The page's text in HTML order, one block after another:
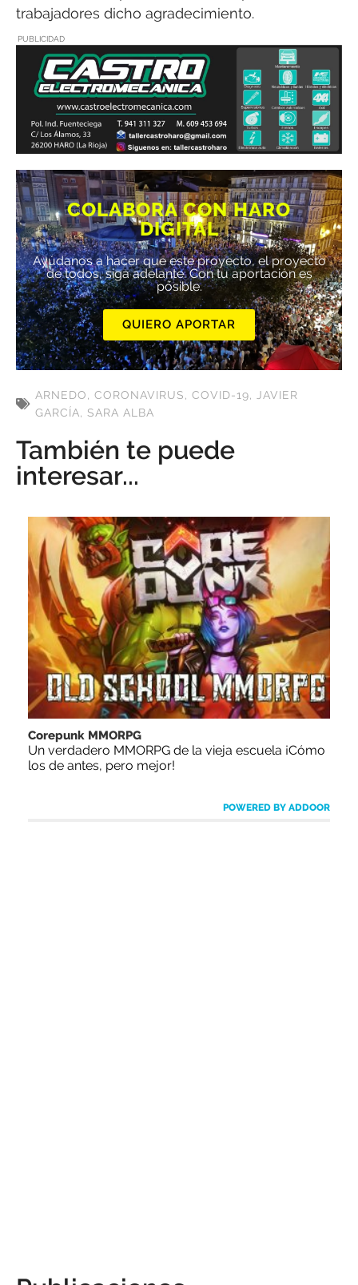
trabajadores dicho agradecimiento.
PUBLICIDAD
COLABORA CON HARO
DIGITAL
Ayúdanos a hacer que este proyecto, el proyecto
de todos, siga adelante. Con tu aportación es
posible.
QUIERO APORTAR
ARNEDO, CORONAVIRUS, COVID-19, JAVIER
GARCÍA, SARA ALBA
También te puede
interesar...
Corepunk MMORPG
Un verdadero MMORPG de la vieja escuela ¡Cómo
los de antes, pero mejor!
POWERED BY ADDOOR